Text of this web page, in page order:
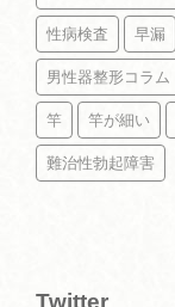
性病検査 早漏
男性器整形コラム
竿 竿が細い
難治性勃起障害
Twitter